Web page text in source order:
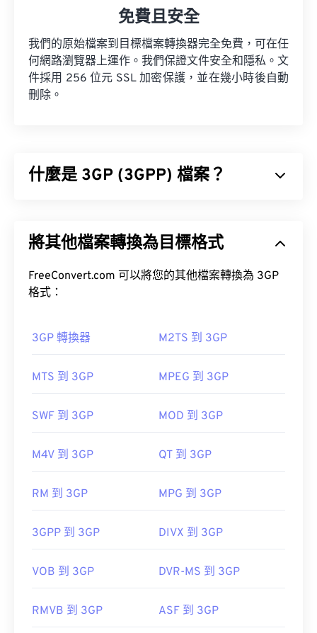
免費且安全
我們的原始檔案到目標檔案轉換器完全免費，可在任
何網路瀏覽器上運作。我們保證文件安全和隱私。文
件採用 256 位元 SSL 加密保護，並在幾小時後自動
刪除。
什麼是 3GP (3GPP) 檔案？
全球行動通訊系統 (GSM) 標準。
種檔案格式在大多數作業系統上都可以輕鬆打開，包
3GP 是一種靈活的檔案格式，支援透過 3GPP
由以下機構開發：
第三代合作夥伴計畫 (3GPP)
將其他檔案轉換為目標格式
FreeConvert.com 可以將您的其他檔案轉換為 3GP
格式：
3GP 轉換器 M2TS 到 3GP
MTS 到 3GP MPEG 到 3GP
SWF 到 3GP MOD 到 3GP
M4V 到 3GP QT 到 3GP
RM 到 3GP MPG 到 3GP
3GPP 到 3GP DIVX 到 3GP
VOB 到 3GP DVR-MS 到 3GP
RMVB 到 3GP ASF 到 3GP